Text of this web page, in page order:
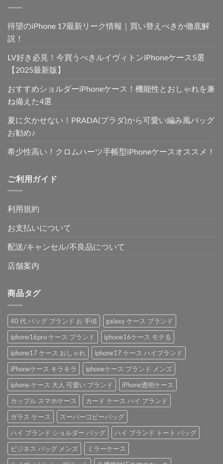
待望のiPhone 17最新リーク情報｜買い替えべきか徹底解
説！
LV好き必見！今買うべきルイヴィトンiPhoneケース5選
【2025最新版】
おすすめショルダーiPhoneケース！機能性とおしゃれを兼
ね備えた4選
夏に欠かせない！PRADA(プラダ)から可愛い編み風バッグ
お勧め♪
希少性高い！クロムハーツ手帳型iPhoneケースオススメ！
ご利用ガイド
利用規約
お支払いについて
配送/キャンセル/不良品について
店舗案内
商品タグ
40 代 バッグ ブランド お 手頃
galaxy ケース ブランド
iphone16pro ケース ブランド
iphone16ケース モテる
iphone17 ケース おしゃれ
iphone17 ケース ハイブランド
iPhoneケース キラキラ
iphoneケース ブランド メンズ
iphone ケース 大人 可愛い ブランド
iPhone透明ケース
カップル スマホケース
カード ケース ハイ ブランド
ガラス ケース
スーパーコピーバッグ
ハイ ブランド ショルダー バッグ
ハイ ブランド トート バッグ
ビジネス バッグ メンズ
ミラーケース